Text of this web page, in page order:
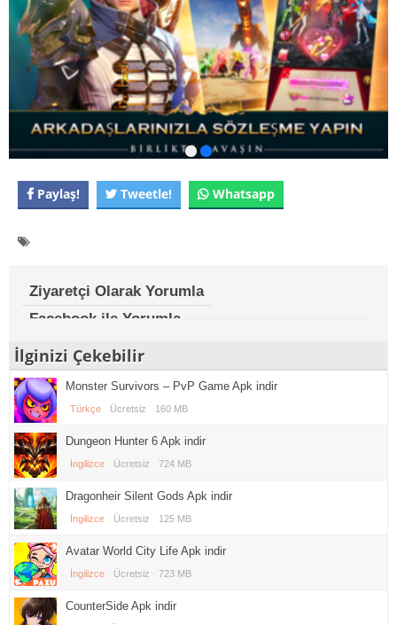
Paylaş! Tweetle! Whatsapp
Ziyaretçi Olarak Yorumla
Facebook ile Yorumla
İlginizi Çekebilir
Monster Survivors – PvP Game Apk indir
Türkçe Ücretsiz 160 MB
Dungeon Hunter 6 Apk indir
İngilizce Ücretsiz 724 MB
Dragonheir Silent Gods Apk indir
İngilizce Ücretsiz 125 MB
Avatar World City Life Apk indir
İngilizce Ücretsiz 723 MB
CounterSide Apk indir